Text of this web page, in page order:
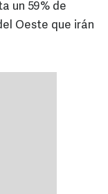
un 59% de
Oeste que irán